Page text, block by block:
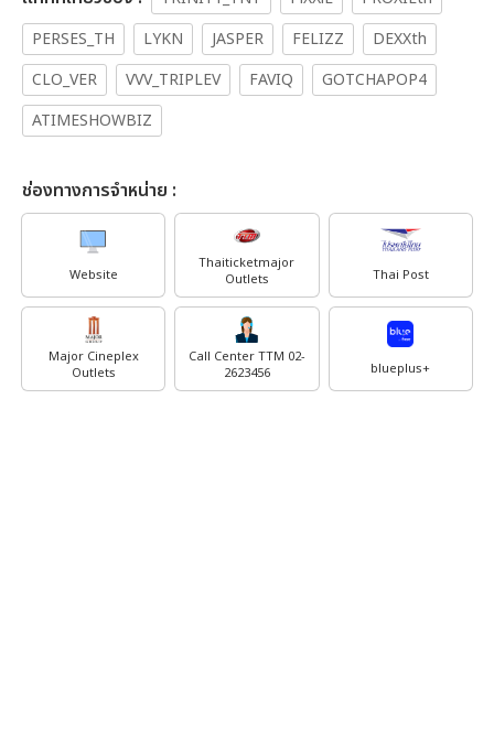
PERSES_TH
LYKN JASPER FELIZZ
DEXXth
CLO_VER
VVV_TRIPLEV FAVIQ
GOTCHAPOP4
ATIMESHOWBIZ
ช่องทางการจำหน่าย :
Website
Thaiticketmajor
Outlets
Thai Post
Major Cineplex
Outlets
Call Center TTM 02-
2623456
blueplus+